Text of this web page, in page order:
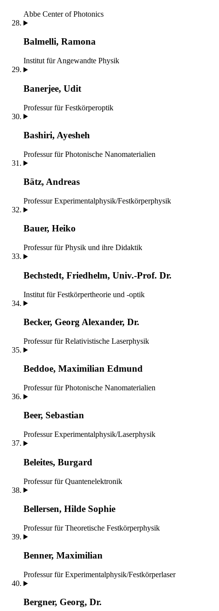
Abbe Center of Photonics
Balmelli, Ramona
Institut für Angewandte Physik
Banerjee, Udit
Professur für Festkörperoptik
Bashiri, Ayesheh
Professur für Photonische Nanomaterialien
Bätz, Andreas
Professur Experimentalphysik/Festkörperphysik
Bauer, Heiko
Professur für Physik und ihre Didaktik
Bechstedt, Friedhelm, Univ.-Prof. Dr.
Institut für Festkörpertheorie und -optik
Becker, Georg Alexander, Dr.
Professur für Relativistische Laserphysik
Beddoe, Maximilian Edmund
Professur für Photonische Nanomaterialien
Beer, Sebastian
Professur Experimentalphysik/Laserphysik
Beleites, Burgard
Professur für Quantenelektronik
Bellersen, Hilde Sophie
Professur für Theoretische Festkörperphysik
Benner, Maximilian
Professur für Experimentalphysik/Festkörperlaser
Bergner, Georg, Dr.